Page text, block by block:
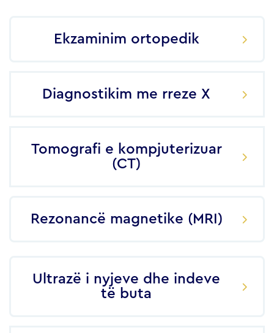
Ekzaminim ortopedik
Diagnostikim me rreze X
Tomografi e kompjuterizuar
(CT)
Rezonancë magnetike (MRI)
Ultrazë i nyjeve dhe indeve
të buta